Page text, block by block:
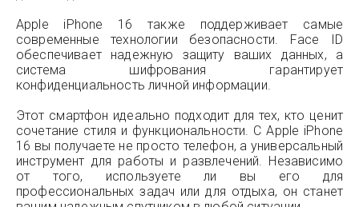
Apple iPhone 16 также поддерживает самые
современные технологии безопасности. Face ID
обеспечивает надежную защиту ваших данных, а
система шифрования гарантирует
конфиденциальность личной информации.
Этот смартфон идеально подходит для тех, кто ценит
сочетание стиля и функциональности. С Apple iPhone
16 вы получаете не просто телефон, а универсальный
инструмент для работы и развлечений. Независимо
от того, используете ли вы его для
профессиональных задач или для отдыха, он станет